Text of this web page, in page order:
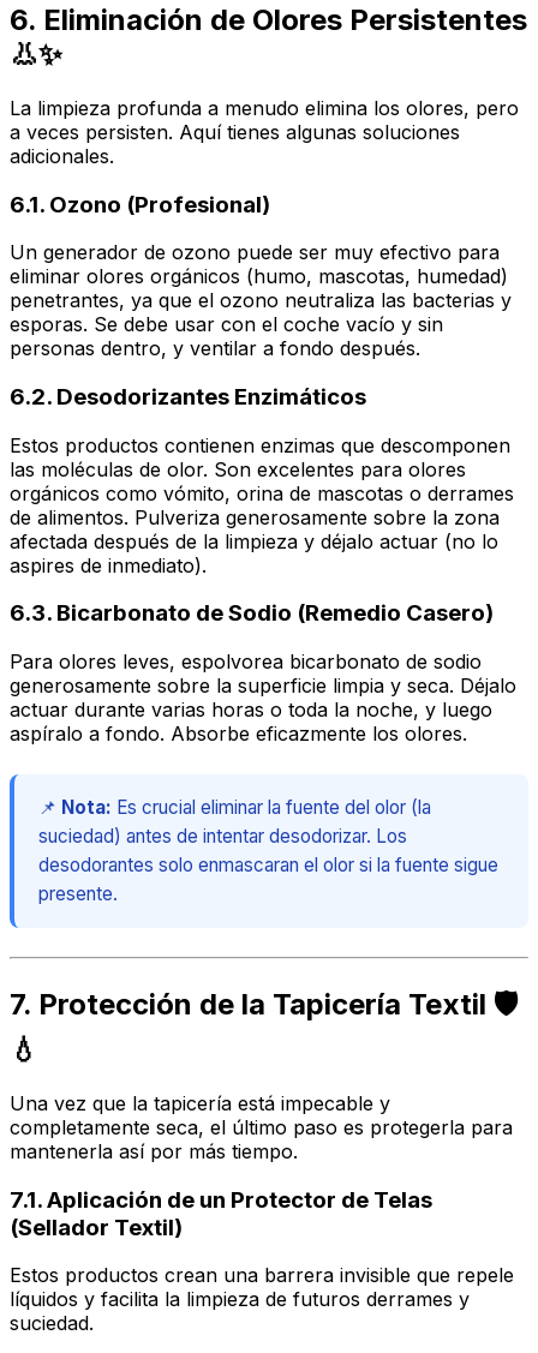
6. Eliminación de Olores Persistentes
👃✨
La limpieza profunda a menudo elimina los olores, pero
a veces persisten. Aquí tienes algunas soluciones
adicionales.
6.1. Ozono (Profesional)
Un generador de ozono puede ser muy efectivo para
eliminar olores orgánicos (humo, mascotas, humedad)
penetrantes, ya que el ozono neutraliza las bacterias y
esporas. Se debe usar con el coche vacío y sin
personas dentro, y ventilar a fondo después.
6.2. Desodorizantes Enzimáticos
Estos productos contienen enzimas que descomponen
las moléculas de olor. Son excelentes para olores
orgánicos como vómito, orina de mascotas o derrames
de alimentos. Pulveriza generosamente sobre la zona
afectada después de la limpieza y déjalo actuar (no lo
aspires de inmediato).
6.3. Bicarbonato de Sodio (Remedio Casero)
Para olores leves, espolvorea bicarbonato de sodio
generosamente sobre la superficie limpia y seca. Déjalo
actuar durante varias horas o toda la noche, y luego
aspíralo a fondo. Absorbe eficazmente los olores.
📌 Nota: Es crucial eliminar la fuente del olor (la
suciedad) antes de intentar desodorizar. Los
desodorantes solo enmascaran el olor si la fuente sigue
presente.
7. Protección de la Tapicería Textil 🛡️
💧
Una vez que la tapicería está impecable y
completamente seca, el último paso es protegerla para
mantenerla así por más tiempo.
7.1. Aplicación de un Protector de Telas
(Sellador Textil)
Estos productos crean una barrera invisible que repele
líquidos y facilita la limpieza de futuros derrames y
suciedad.